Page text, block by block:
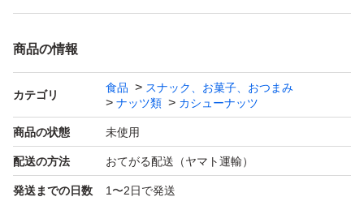
メープルカシューナッツ
原材料
カシューナッツ・砂糖・メープルシロップ・水飴・食塩・
商品の情報
カテゴリ
食品
スナック、お菓子、おつまみ
ナッツ類
カシューナッツ
商品の状態 未使用
配送の方法 おてがる配送（ヤマト運輸）
発送までの日数 1〜2日で発送